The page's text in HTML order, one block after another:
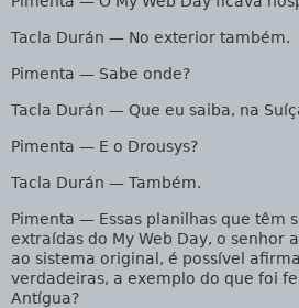
Tacla Durán — No exterior também.
Pimenta — Sabe onde?
Tacla Durán — Que eu saiba, na
Pimenta — E o Drousys?
Tacla Durán — Também.
Pimenta — Essas planilhas que têm
extraídas do My Web Day, o senhor
ao sistema original, é possível
verdadeiras, a exemplo do que foi
Antígua?